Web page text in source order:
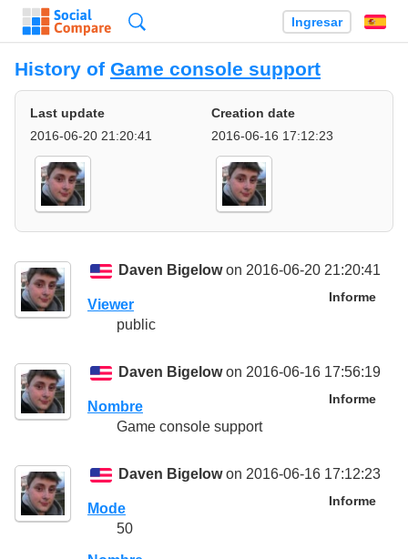
Ingresar
History of Game console support
Last update
2016-06-20 21:20:41
Creation date
2016-06-16 17:12:23
Daven Bigelowon 2016-06-20 21:20:41
Informe
Viewer
public
Daven Bigelowon 2016-06-16 17:56:19
Informe
Nombre
Game console support
Daven Bigelowon 2016-06-16 17:12:23
Informe
Mode
50